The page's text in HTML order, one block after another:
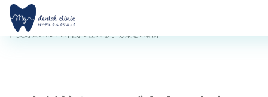
MYデンタルクリニック渋谷 TOP
口臭対策とは？ご自身で出来る予防策をご紹介